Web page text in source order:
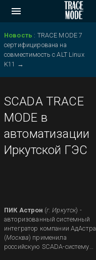
Новость : TRACE MODE 7
сертифицирована на
совместимость с ALT Linux
K11 →
SCADA TRACE
MODE в
автоматизации
Иркутской ГЭС
ПИК Астрон (г. Иркутск) -
авторизованный системный
интегратор компании АдАстра
(Москва) применила
российскую SCADA-систему